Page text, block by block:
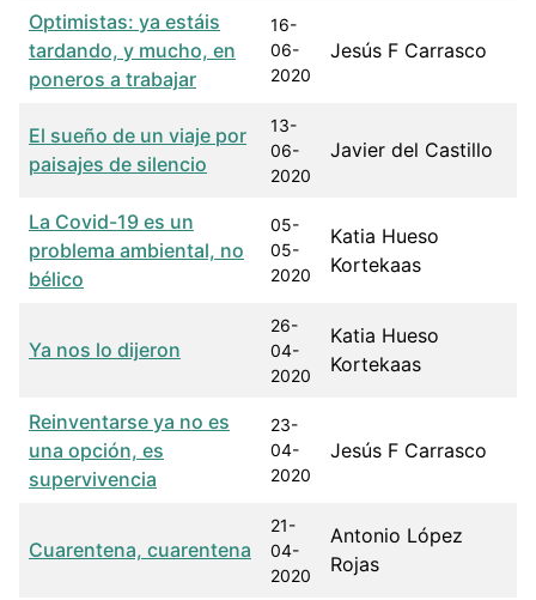
Optimistas: ya estáis
tardando, y mucho, en
poneros a trabajar
16-
06-
2020
Jesús F Carrasco
El sueño de un viaje por
paisajes de silencio
13-
06-
2020
Javier del Castillo
La Covid-19 es un
problema ambiental, no
bélico
05-
05-
2020
Katia Hueso
Kortekaas
Ya nos lo dijeron
26-
04-
2020
Katia Hueso
Kortekaas
Reinventarse ya no es
una opción, es
supervivencia
23-
04-
2020
Jesús F Carrasco
Cuarentena, cuarentena
21-
04-
2020
Antonio López
Rojas